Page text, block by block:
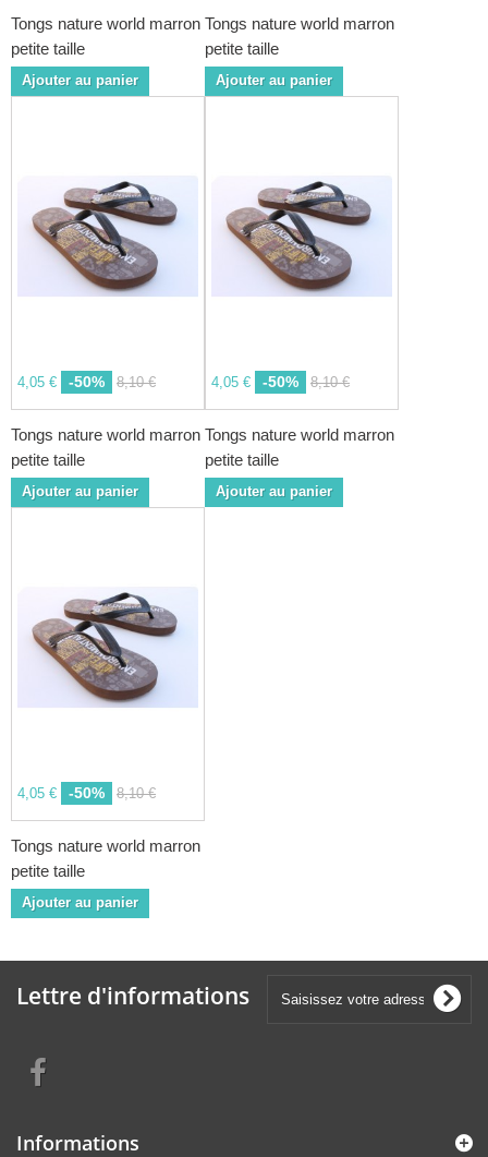
Tongs nature world marron
petite taille
Ajouter au panier
Tongs nature world marron
petite taille
Ajouter au panier
4,05 € -50% 8,10 €
Tongs nature world marron
petite taille
Ajouter au panier
4,05 € -50% 8,10 €
Tongs nature world marron
petite taille
Ajouter au panier
4,05 € -50% 8,10 €
Tongs nature world marron
petite taille
Ajouter au panier
Lettre d'informations
Informations